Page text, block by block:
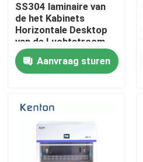
Industriële droogoven
Thermostatische Incubator
Klimaatkamer
SS304 laminaire van
de het Kabinets
Horizontale Desktop
van de Luchtstroom
de Lucht Schone Bank
voor Laboratorium
Aanvraag sturen